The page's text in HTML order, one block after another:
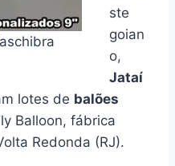
ste
goian
o,
Jataí
lotes de balões
Balloon, fábrica
Redonda (RJ).